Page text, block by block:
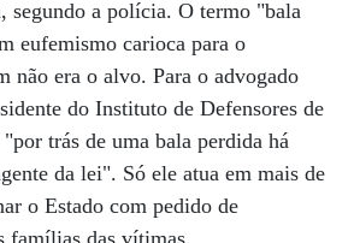
segundo a polícia. O termo "bala
eufemismo carioca para o
não era o alvo. Para o advogado
do Instituto de Defensores de
trás de uma bala perdida há
da lei". Só ele atua em mais de
o Estado com pedido de
famílias das vítimas.